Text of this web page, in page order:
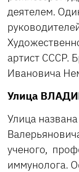
деятелем.
артист СССР.
Ивановича
Улица
Улица
ученого,
иммунолога.